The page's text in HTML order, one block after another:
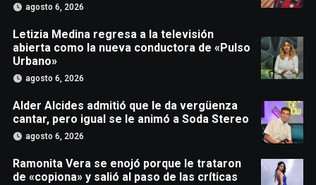
agosto 6, 2026
Letizia Medina regresa a la televisión
abierta como la nueva conductora de «Pulso
Urbano»
agosto 6, 2026
Alder Alcides admitió que le da vergüenza
cantar, pero igual se le animó a Soda Stereo
agosto 6, 2026
Ramonita Vera se enojó porque le trataron
de «copiona» y salió al paso de las críticas